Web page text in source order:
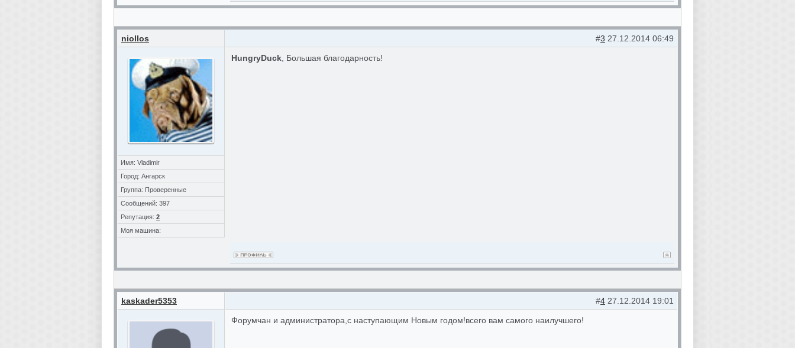
niollos
Имя: Vladimir
Город: Ангарск
Группа: Проверенные
Сообщений: 397
Репутация: 2
Моя машина:
#3 27.12.2014 06:49
HungryDuck , Большая благодарность!
kaskader5353 #4 27.12.2014 19:01
Форумчан и администратора,с наступающим Новым годом!всего вам самого наилучшего!